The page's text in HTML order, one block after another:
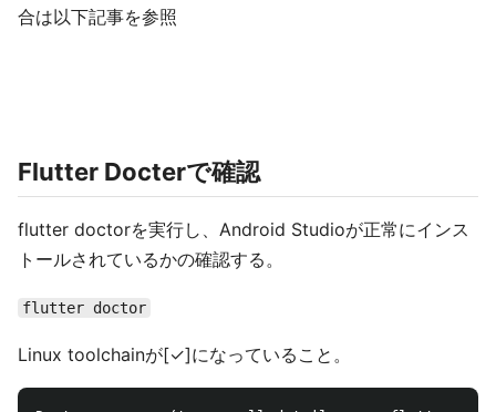
合は以下記事を参照
Flutter Docterで確認
flutter doctorを実行し、Android Studioが正常にインス
トールされているかの確認する。
flutter doctor
Linux toolchainが[✓]になっていること。